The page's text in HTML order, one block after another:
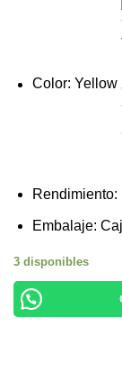
Color: Yellow
Embalaje:
3 disponibles